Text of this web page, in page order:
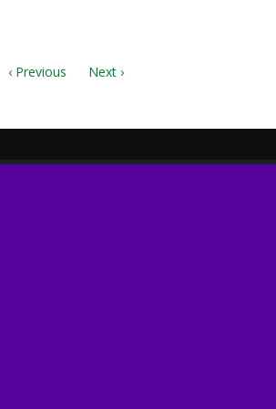
‹ Previous
Next ›